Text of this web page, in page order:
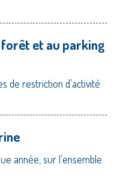
forêt et au parking
de restriction d’activité
année, sur l’ensemble